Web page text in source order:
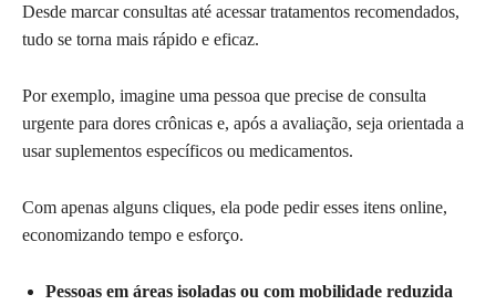
Desde marcar consultas até acessar tratamentos recomendados,
tudo se torna mais rápido e eficaz.
Por exemplo, imagine uma pessoa que precise de consulta
urgente para dores crônicas e, após a avaliação, seja orientada a
usar suplementos específicos ou medicamentos.
Com apenas alguns cliques, ela pode pedir esses itens online,
economizando tempo e esforço.
Pessoas em áreas isoladas ou com mobilidade reduzida